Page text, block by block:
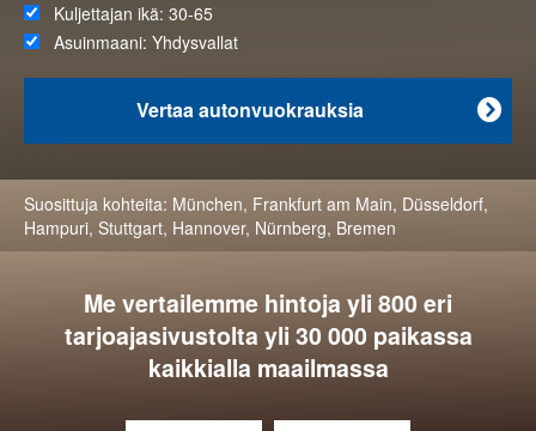
Kuljettajan ikä: 30-65
Asuinmaani: Yhdysvallat

Vertaa autonvuokrauksia
Suosittuja kohteita: München, Frankfurt am Main, Düsseldorf,
Hampuri, Stuttgart, Hannover, Nürnberg, Bremen
Me vertailemme hintoja yli 800 eri
tarjoajasivustolta yli 30 000 paikassa
kaikkialla maailmassa